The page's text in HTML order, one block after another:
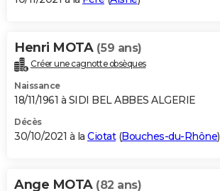
Henri MOTA (59 ans)
Créer une cagnotte obsèques
Naissance
18/11/1961 à SIDI BEL ABBES ALGERIE
Décès
30/10/2021 à la Ciotat(Bouches-du-Rhône)
Ange MOTA (82 ans)